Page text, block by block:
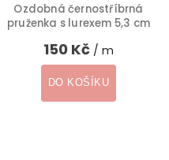
Ozdobná černostříbrná
pruženka s lurexem 5,3 cm
150 Kč / m
DO KOŠÍKU